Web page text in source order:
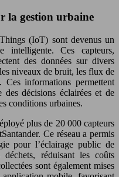
la gestion urbaine
(IoT) sont devenus un
Ces capteurs,
des données sur divers
niveaux de bruit, les flux de
Ces informations permettent
des décisions éclairées et de
conditions urbaines.
plus de 20 000 capteurs
Ce réseau a permis
pour l’éclairage public de
réduisant les coûts
sont également mises